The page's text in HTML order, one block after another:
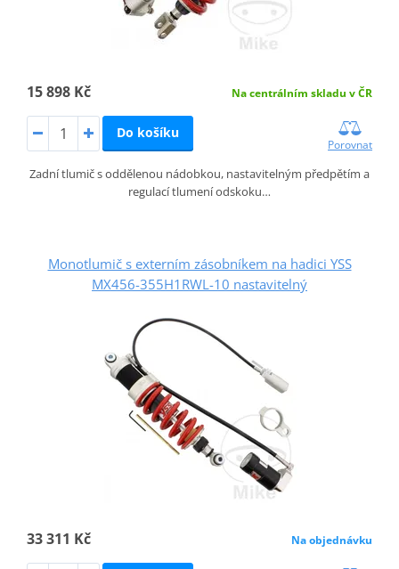
15 898 Kč Na centrálním skladu v ČR
Do košíku
Porovnat
Zadní tlumič s oddělenou nádobkou, nastavitelným předpětím a
regulací tlumení odskoku…
Monotlumič s externím zásobníkem na hadici YSS
MX456-355H1RWL-10 nastavitelný
33 311 Kč Na objednávku